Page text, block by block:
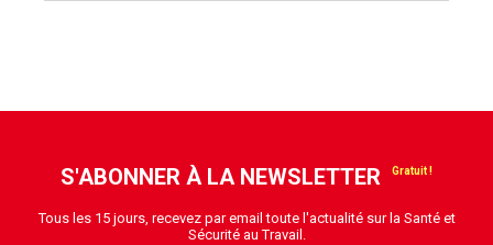
S'ABONNER À LA NEWSLETTER
Tous les 15 jours, recevez par email toute l'actualité sur la Santé et
Sécurité au Travail.